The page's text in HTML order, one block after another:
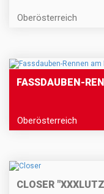
Oberösterreich
FASSDAUBEN-
Oberösterreich
CLOSER